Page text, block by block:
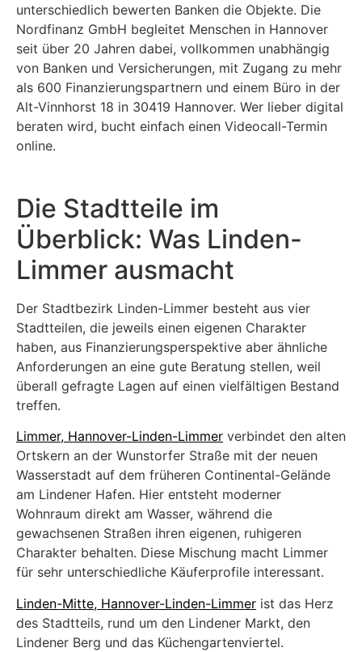
unterschiedlich bewerten Banken die Objekte. Die
Nordfinanz GmbH begleitet Menschen in Hannover
seit über 20 Jahren dabei, vollkommen unabhängig
von Banken und Versicherungen, mit Zugang zu mehr
als 600 Finanzierungspartnern und einem Büro in der
Alt-Vinnhorst 18 in 30419 Hannover. Wer lieber digital
beraten wird, bucht einfach einen Videocall-Termin
online.
Die Stadtteile im
Überblick: Was Linden-
Limmer ausmacht
Der Stadtbezirk Linden-Limmer besteht aus vier
Stadtteilen, die jeweils einen eigenen Charakter
haben, aus Finanzierungsperspektive aber ähnliche
Anforderungen an eine gute Beratung stellen, weil
überall gefragte Lagen auf einen vielfältigen Bestand
treffen.
Limmer, Hannover-Linden-Limmer verbindet den alten
Ortskern an der Wunstorfer Straße mit der neuen
Wasserstadt auf dem früheren Continental-Gelände
am Lindener Hafen. Hier entsteht moderner
Wohnraum direkt am Wasser, während die
gewachsenen Straßen ihren eigenen, ruhigeren
Charakter behalten. Diese Mischung macht Limmer
für sehr unterschiedliche Käuferprofile interessant.
Linden-Mitte, Hannover-Linden-Limmer ist das Herz
des Stadtteils, rund um den Lindener Markt, den
Lindener Berg und das Küchengartenviertel.